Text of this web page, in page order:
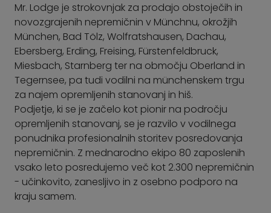
Mr. Lodge je strokovnjak za prodajo obstoječih in
novozgrajenih nepremičnin v Münchnu, okrožjih
München, Bad Tölz, Wolfratshausen, Dachau,
Ebersberg, Erding, Freising, Fürstenfeldbruck,
Miesbach, Starnberg ter na območju Oberland in
Tegernsee, pa tudi vodilni na münchenskem trgu
za najem opremljenih stanovanj in hiš.
Podjetje, ki se je začelo kot pionir na področju
opremljenih stanovanj, se je razvilo v vodilnega
ponudnika profesionalnih storitev posredovanja
nepremičnin. Z mednarodno ekipo 80 zaposlenih
vsako leto posredujemo več kot 2.300 nepremičnin
- učinkovito, zanesljivo in z osebno podporo na
kraju samem.